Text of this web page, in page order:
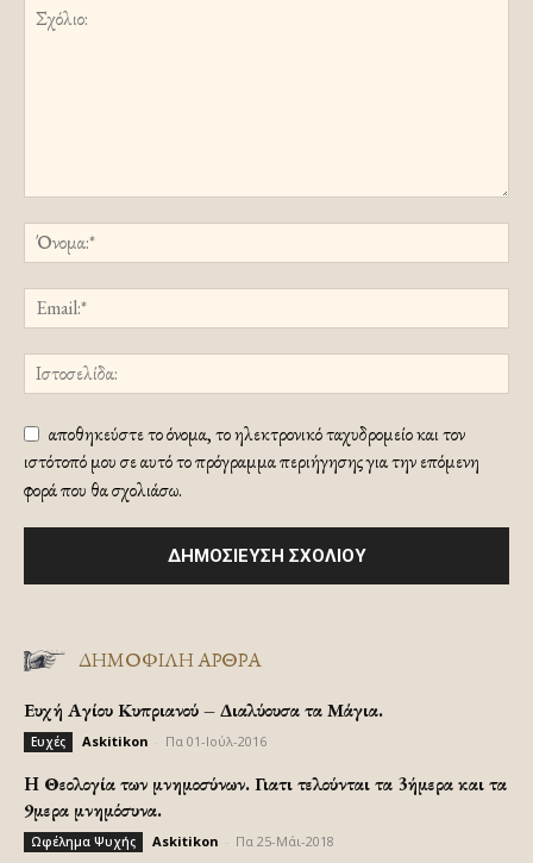
αποθηκεύστε το όνομα, το ηλεκτρονικό ταχυδρομείο και τον
ιστότοπό μου σε αυτό το πρόγραμμα περιήγησης για την επόμενη
φορά που θα σχολιάσω.
ΔΗΜΟΦΙΛΗ ΑΡΘΡΑ
Ευχή Αγίου Κυπριανού – Διαλύουσα τα Μάγια.
Ευχές Askitikon Πα 01-Ιούλ-2016
H Θεολογία των μνημοσύνων. Γιατι τελούνται τα 3ήμερα και τα
9μερα μνημόσυνα.
Ωφέλημα Ψυχής Askitikon Πα 25-Μάι-2018